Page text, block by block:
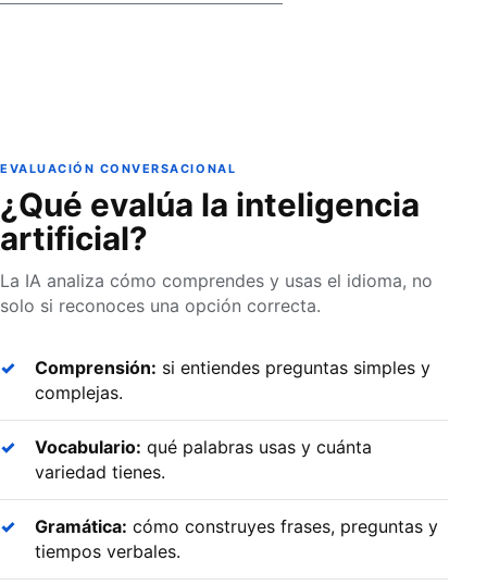
EVALUACIÓN CONVERSACIONAL
¿Qué evalúa la inteligencia
artificial?
La IA analiza cómo comprendes y usas el idioma, no
solo si reconoces una opción correcta.
Comprensión: si entiendes preguntas simples y
complejas.
Vocabulario: qué palabras usas y cuánta
variedad tienes.
Gramática: cómo construyes frases, preguntas y
tiempos verbales.